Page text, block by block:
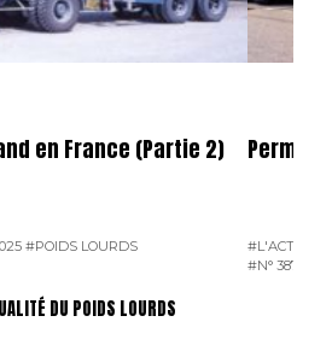
en France (Partie 2)
#POIDS LOURDS
Permier
#N° 387 MAI
DU POIDS LOURDS